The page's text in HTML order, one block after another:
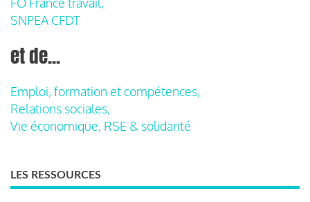
SNPEA CFDT
et de...
Emploi, formation et compétences,
Relations sociales,
Vie économique, RSE & solidarité
LES RESSOURCES